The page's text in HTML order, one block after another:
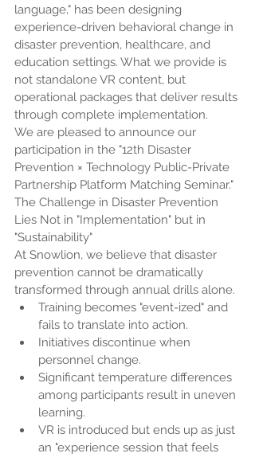
language," has been designing
experience-driven behavioral change in
disaster prevention, healthcare, and
education settings. What we provide is
not standalone VR content, but
operational packages that deliver results
through complete implementation.
We are pleased to announce our
participation in the "12th Disaster
Prevention × Technology Public-Private
Partnership Platform Matching Seminar."
The Challenge in Disaster Prevention
Lies Not in "Implementation" but in
"Sustainability"
At Snowlion, we believe that disaster
prevention cannot be dramatically
transformed through annual drills alone.
Training becomes "event-ized" and
fails to translate into action.
Initiatives discontinue when
personnel change.
Significant temperature differences
among participants result in uneven
learning.
VR is introduced but ends up as just
an "experience session that feels